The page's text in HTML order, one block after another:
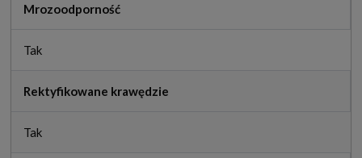
Mrozoodporność
Tak
Rektyfikowane krawędzie
Tak